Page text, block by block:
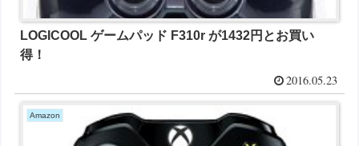
LOGICOOL ゲームパッド F310r が1432円とお買い
得！
2016.05.23
Amazon